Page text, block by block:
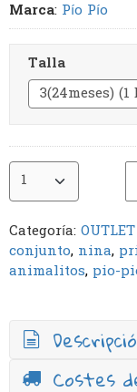
Marca: Pío Pío
Talla
Categoría:
conjunto nina
animalitos pio-
Costes